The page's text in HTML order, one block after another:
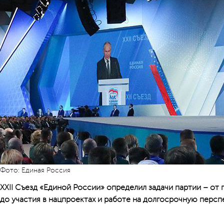
Фото: Единая Россия
XXII Съезд «Единой России» определил задачи партии –
до участия в нацпроектах и работе на долгосрочную